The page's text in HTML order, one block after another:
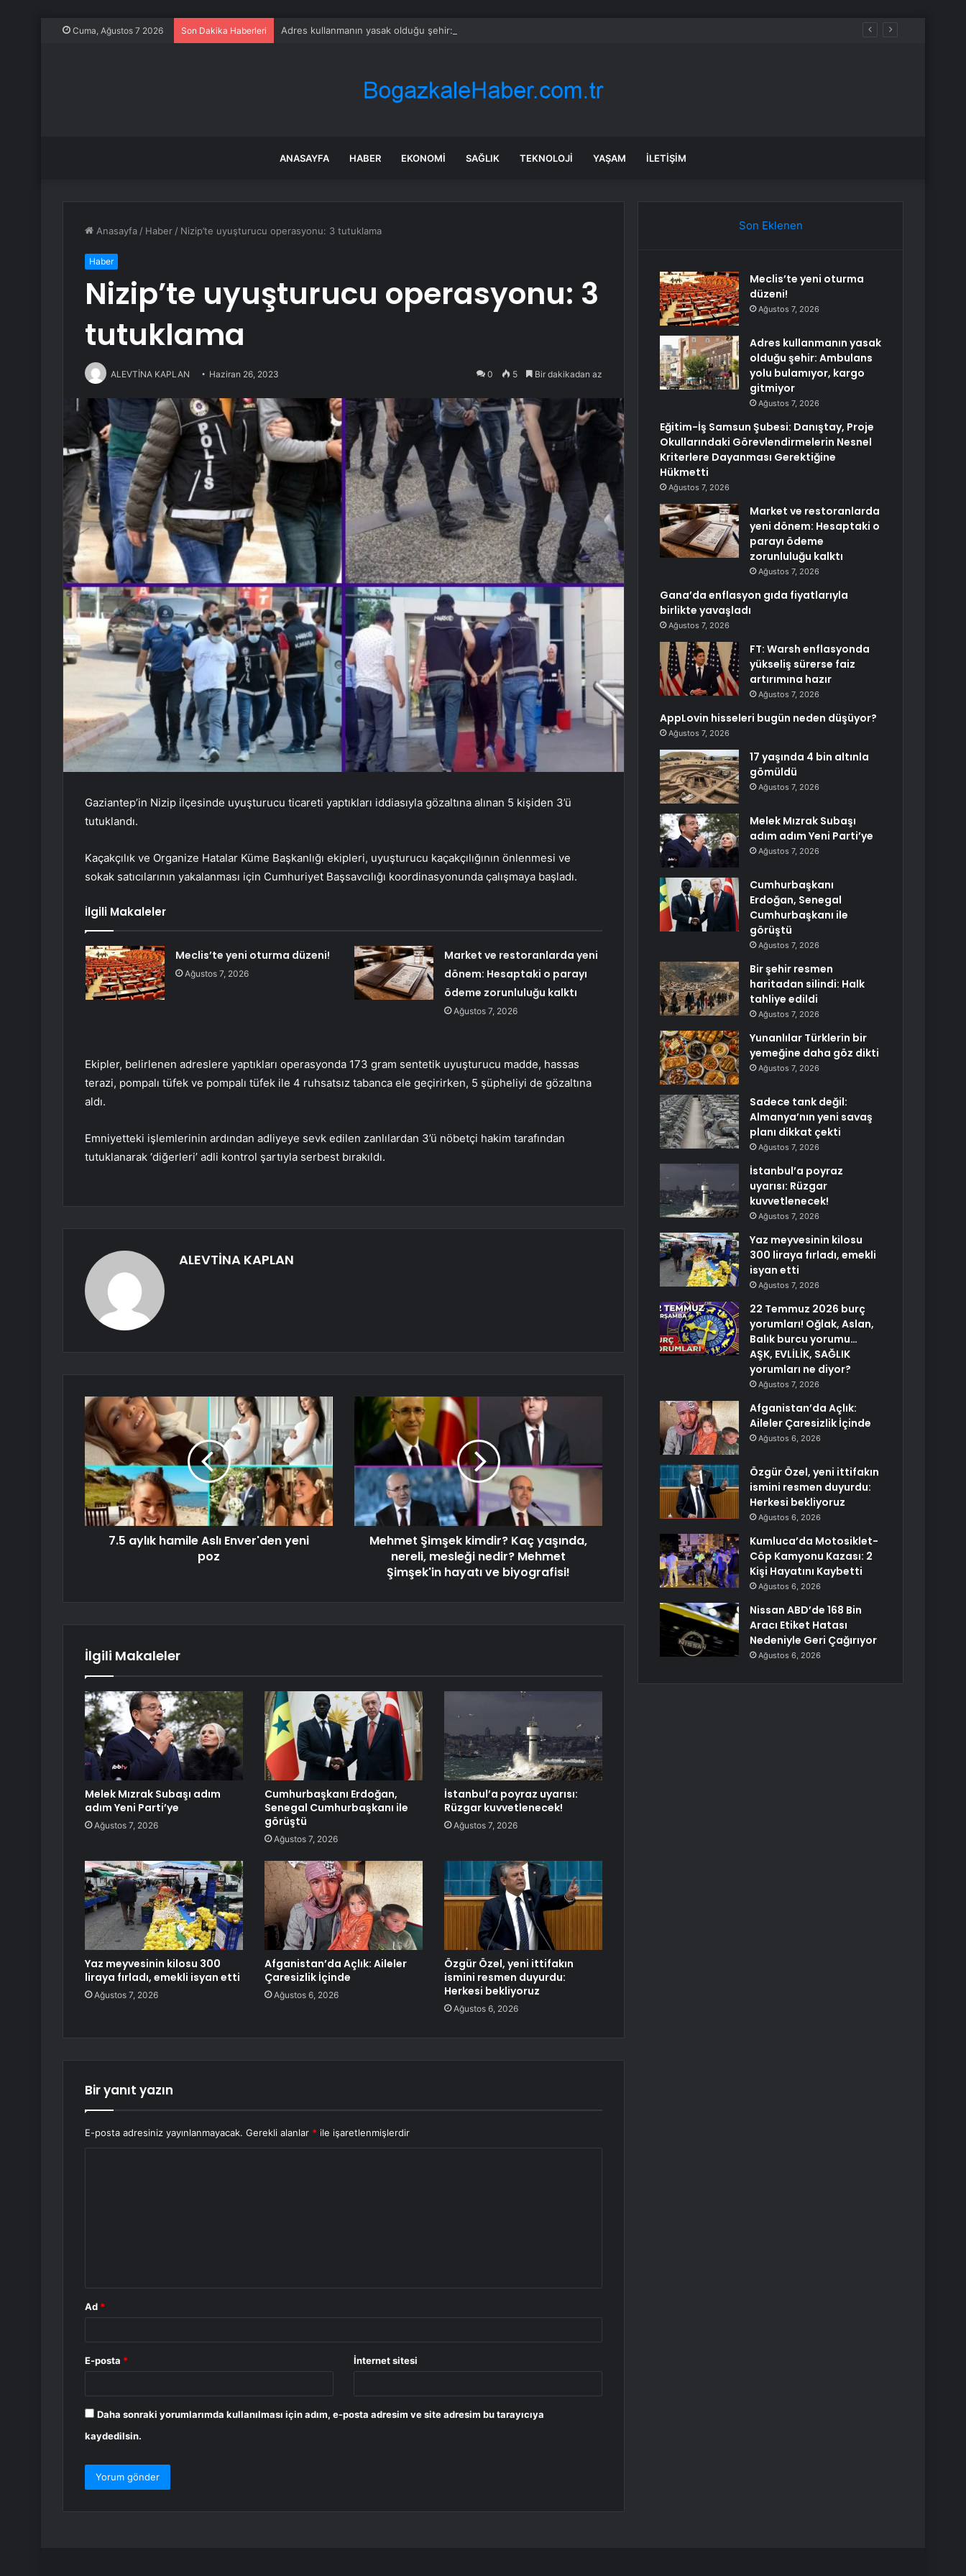
Cuma, Ağustos 7 2026 Son Dakika Haberleri Adres kullanmanın yasak olduğu şehir: Ambulans yolu bulamıyor, kargo gitmiyor
ANASAYFA HABER EKONOMI SAĞLIK TEKNOLOJI YAŞAM İLETIŞIM
Anasayfa / Haber / Nizip’te uyuşturucu operasyonu: 3 tutuklama
Haber
Nizip’te uyuşturucu operasyonu: 3
tutuklama
ALEVTİNA KAPLAN Haziran 26, 2023 0 5 Bir dakikadan az
Gaziantep’in Nizip ilçesinde uyuşturucu ticareti yaptıkları iddiasıyla gözaltına alınan 5 kişiden 3’ü
tutuklandı.
Kaçakçılık ve Organize Hatalar Küme Başkanlığı ekipleri, uyuşturucu kaçakçılığının önlenmesi ve
sokak satıcılarının yakalanması için Cumhuriyet Başsavcılığı koordinasyonunda çalışmaya başladı.
İlgili Makaleler
Meclis’te yeni oturma düzeni!
Ağustos 7, 2026
Market ve restoranlarda yeni
dönem: Hesaptaki o parayı
ödeme zorunluluğu kalktı
Ağustos 7, 2026
Ekipler, belirlenen adreslere yaptıkları operasyonda 173 gram sentetik uyuşturucu madde, hassas
terazi, pompalı tüfek ve pompalı tüfek ile 4 ruhsatsız tabanca ele geçirirken, 5 şüpheliyi de gözaltına
aldı.
Emniyetteki işlemlerinin ardından adliyeye sevk edilen zanlılardan 3’ü nöbetçi hakim tarafından
tutuklanarak ‘diğerleri’ adli kontrol şartıyla serbest bırakıldı.
ALEVTİNA KAPLAN
7.5 aylık hamile Aslı Enver'den yeni
poz
Mehmet Şimşek kimdir? Kaç yaşında,
nereli, mesleği nedir? Mehmet
Şimşek'in hayatı ve biyografisi!
İlgili Makaleler
Melek Mızrak Subaşı adım
adım Yeni Parti’ye
Ağustos 7, 2026
Cumhurbaşkanı Erdoğan,
Senegal Cumhurbaşkanı ile
görüştü
Ağustos 7, 2026
İstanbul’a poyraz uyarısı:
Rüzgar kuvvetlenecek!
Ağustos 7, 2026
Yaz meyvesinin kilosu 300
liraya fırladı, emekli isyan etti
Ağustos 7, 2026
Afganistan’da Açlık: Aileler
Çaresizlik İçinde
Ağustos 6, 2026
Özgür Özel, yeni ittifakın
ismini resmen duyurdu:
Herkesi bekliyoruz
Ağustos 6, 2026
Bir yanıt yazın
E-posta adresiniz yayınlanmayacak. Gerekli alanlar * ile işaretlenmişlerdir
Ad *
E-posta * İnternet sitesi
Daha sonraki yorumlarımda kullanılması için adım, e-posta adresim ve site adresim bu tarayıcıya
kaydedilsin.
Son Eklenen
Meclis’te yeni oturma
düzeni!
Ağustos 7, 2026
Adres kullanmanın yasak
olduğu şehir: Ambulans
yolu bulamıyor, kargo
gitmiyor
Ağustos 7, 2026
Eğitim-İş Samsun Şubesi: Danıştay, Proje
Okullarındaki Görevlendirmelerin Nesnel
Kriterlere Dayanması Gerektiğine
Hükmetti
Ağustos 7, 2026
Market ve restoranlarda
yeni dönem: Hesaptaki o
parayı ödeme
zorunluluğu kalktı
Ağustos 7, 2026
Gana’da enflasyon gıda fiyatlarıyla
birlikte yavaşladı
Ağustos 7, 2026
FT: Warsh enflasyonda
yükseliş sürerse faiz
artırımına hazır
Ağustos 7, 2026
AppLovin hisseleri bugün neden düşüyor?
Ağustos 7, 2026
17 yaşında 4 bin altınla
gömüldü
Ağustos 7, 2026
Melek Mızrak Subaşı
adım adım Yeni Parti’ye
Ağustos 7, 2026
Cumhurbaşkanı
Erdoğan, Senegal
Cumhurbaşkanı ile
görüştü
Ağustos 7, 2026
Bir şehir resmen
haritadan silindi: Halk
tahliye edildi
Ağustos 7, 2026
Yunanlılar Türklerin bir
yemeğine daha göz dikti
Ağustos 7, 2026
Sadece tank değil:
Almanya’nın yeni savaş
planı dikkat çekti
Ağustos 7, 2026
İstanbul’a poyraz
uyarısı: Rüzgar
kuvvetlenecek!
Ağustos 7, 2026
Yaz meyvesinin kilosu
300 liraya fırladı, emekli
isyan etti
Ağustos 7, 2026
22 Temmuz 2026 burç
yorumları! Oğlak, Aslan,
Balık burcu yorumu…
AŞK, EVLİLİK, SAĞLIK
yorumları ne diyor?
Ağustos 7, 2026
Afganistan’da Açlık:
Aileler Çaresizlik İçinde
Ağustos 6, 2026
Özgür Özel, yeni ittifakın
ismini resmen duyurdu:
Herkesi bekliyoruz
Ağustos 6, 2026
Kumluca’da Motosiklet-
Cöp Kamyonu Kazası: 2
Kişi Hayatını Kaybetti
Ağustos 6, 2026
Nissan ABD’de 168 Bin
Aracı Etiket Hatası
Nedeniyle Geri Çağırıyor
Ağustos 6, 2026